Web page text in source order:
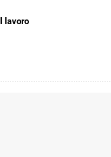
lavoro